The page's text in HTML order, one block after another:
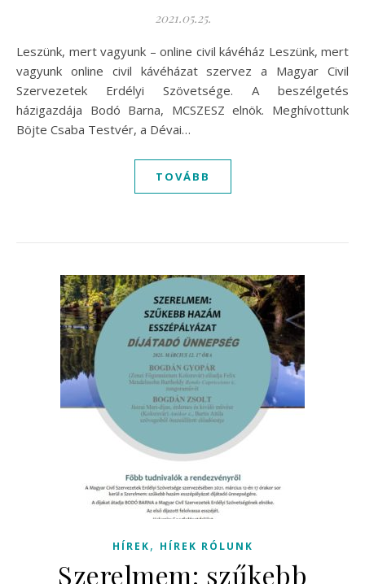
2021.05.25.
Leszünk, mert vagyunk – online civil kávéház Leszünk, mert
vagyunk online civil kávéházat szervez a Magyar Civil
Szervezetek Erdélyi Szövetsége. A beszélgetés
házigazdája Bodó Barna, MCSZESZ elnök. Meghívottunk
Böjte Csaba Testvér, a Dévai…
TOVÁBB
HÍREK, HÍREK RÓLUNK
Szerelmem: szűkebb